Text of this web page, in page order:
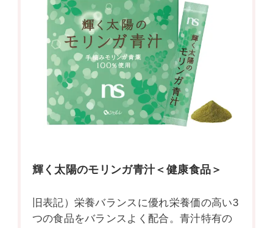
輝く太陽のモリンガ青汁＜健康食品＞
旧表記）栄養バランスに優れ栄養価の高い3
つの食品をバランスよく配合。青汁特有の